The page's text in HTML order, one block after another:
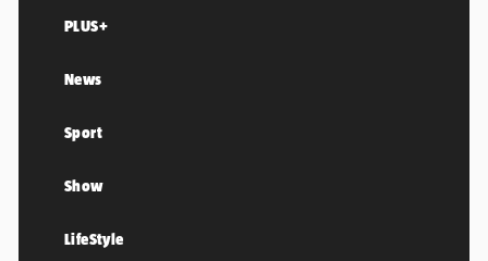
PLUS+
News
Sport
Show
LifeStyle